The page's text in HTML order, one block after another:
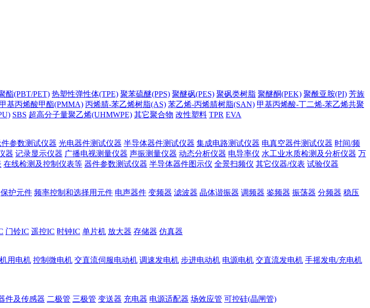
酯(PBT/PET) 热塑性弹性体(TPE) 聚苯硫醚(PPS) 聚醚砜(PES) 聚砜类树脂 聚醚酮(PEK) 聚酰亚胺(PI) 芳族
基丙烯酸甲酯(PMMA) 丙烯腈-苯乙烯树脂(AS) 苯乙烯-丙烯腈树脂(SAN) 甲基丙烯酸-丁二烯-苯乙烯共聚
SBS 超高分子量聚乙烯(UHMWPE) 其它聚合物 改性塑料 TPR EVA
参数测试仪器 光电器件测试仪器 半导体器件测试仪器 集成电路测试仪器 电真空器件测试仪器 时间/频
器 记录显示仪器 广播电视测量仪器 声振测量仪器 动态分析仪器 电导率仪 水工业水质检测及分析仪器 万
在线检测及控制仪表等 器件参数测试仪器 半导体器件图示仪 全景扫频仪 其它仪器/仪表 试验仪器
保护元件 频率控制和选择用元件 电声器件 变频器 滤波器 晶体谐振器 调频器 鉴频器 振荡器 分频器 稳压
门铃IC 遥控IC 时钟IC 单片机 放大器 存储器 仿真器
用电机 控制微电机 交直流伺服电动机 调速发电机 步进电动机 电源电机 交直流发电机 手摇发电/充电机
件及传感器 二极管 三极管 变送器 充电器 电源适配器 场效应管 可控硅(晶闸管)